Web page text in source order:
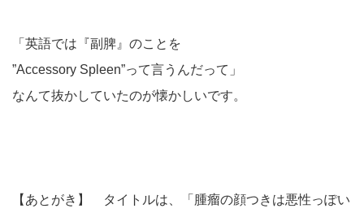
「英語では『副脾』のことを
”Accessory Spleen”って言うんだって」
なんて抜かしていたのが懐かしいです。
【あとがき】 タイトルは、「腫瘤の顔つきは悪性っぽい